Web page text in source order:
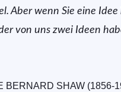
Aber wenn Sie eine
von uns zwei Ideen
BERNARD SHAW (1856-